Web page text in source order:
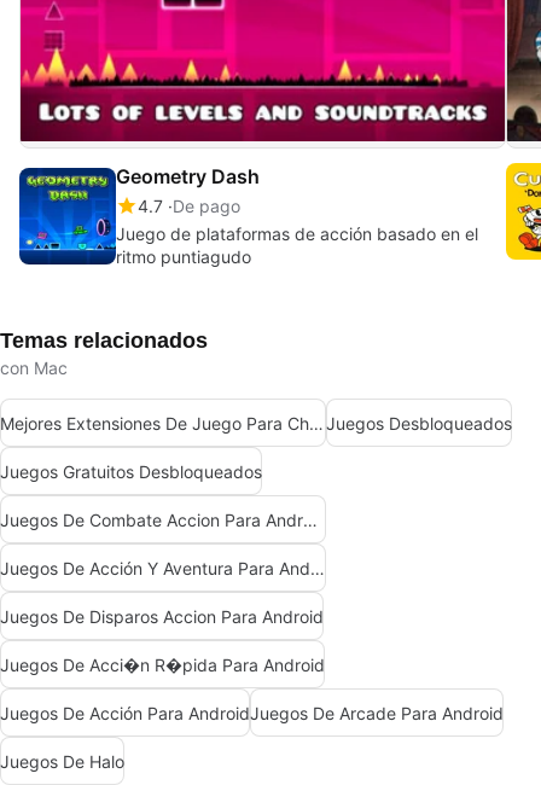
Geometry Dash
4.7 De pago
Juego de plataformas de acción basado en el
ritmo puntiagudo
Temas relacionados
con Mac
Mejores Extensiones De Juego Para ChromeJuegos Desbloqueados
Juegos Gratuitos Desbloqueados
Juegos De Combate Accion Para Android
Juegos De Acción Y Aventura Para Android
Juegos De Disparos Accion Para Android
Juegos De Acci�n R�pida Para Android
Juegos De Acción Para AndroidJuegos De Arcade Para Android
Juegos De Halo